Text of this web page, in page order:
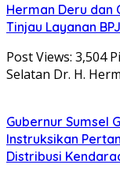
Herman Deru dan
Tinjau Layanan
Post Views: 3,504
Selatan Dr. H.
Gubernur Sumsel
Instruksikan
Distribusi